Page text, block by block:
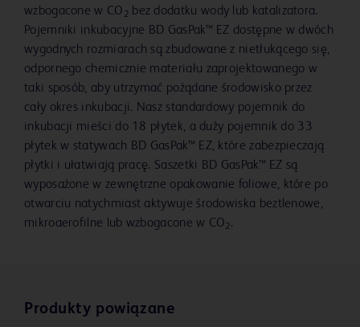
wzbogacone w CO 2bez dodatku wody lub katalizatora.
Pojemniki inkubacyjne BD GasPak™ EZ dostępne w dwóch
wygodnych rozmiarach są zbudowane z nietłukącego się,
odpornego chemicznie materiału zaprojektowanego w
taki sposób, aby utrzymać pożądane środowisko przez
cały okres inkubacji. Nasz standardowy pojemnik do
inkubacji mieści do 18 płytek, a duży pojemnik do 33
płytek w statywach BD GasPak™ EZ, które zabezpieczają
płytki i ułatwiają pracę. Saszetki BD GasPak™ EZ są
wyposażone w zewnętrzne opakowanie foliowe, które po
otwarciu natychmiast aktywuje środowiska beztlenowe,
mikroaerofilne lub wzbogacone w CO2.
Produkty powiązane